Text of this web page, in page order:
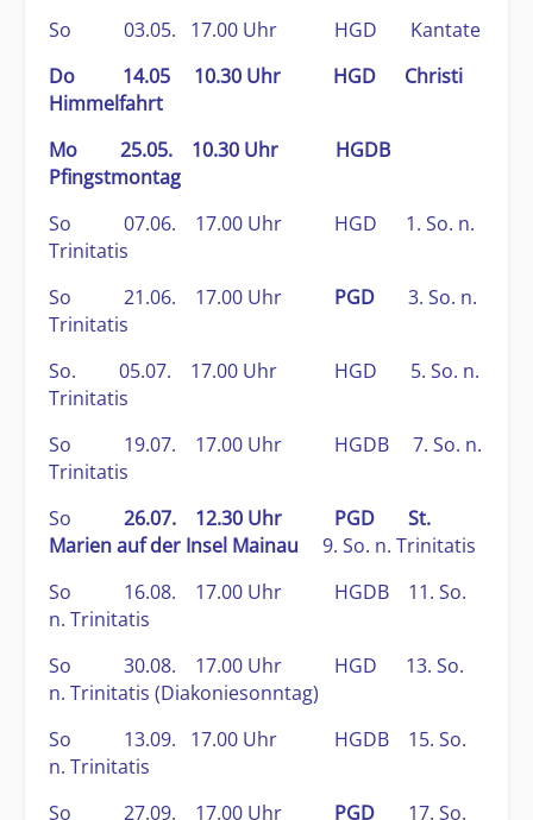
So 03.05. 17.00 Uhr HGD Kantate
Do 14.05 10.30 Uhr HGD Christi
Himmelfahrt
Mo 25.05. 10.30 Uhr HGDB
Pfingstmontag
So 07.06. 17.00 Uhr HGD 1. So. n.
Trinitatis
So 21.06. 17.00 Uhr PGD3. So. n.
Trinitatis
So. 05.07. 17.00 Uhr HGD 5. So. n.
Trinitatis
So 19.07. 17.00 Uhr HGDB 7. So. n.
Trinitatis
So 26.07. 12.30 Uhr PGD St.
Marien auf der Insel Mainau 9. So. n. Trinitatis
So 16.08. 17.00 Uhr HGDB 11. So.
n. Trinitatis
So 30.08. 17.00 Uhr HGD 13. So.
n. Trinitatis (Diakoniesonntag)
So 13.09. 17.00 Uhr HGDB 15. So.
n. Trinitatis
So 27.09. 17.00 Uhr PGD17. So.